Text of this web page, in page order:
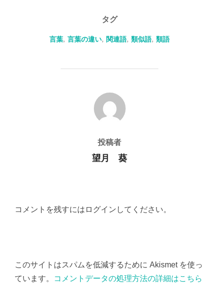
タグ
言葉, 言葉の違い, 関連語, 類似語, 類語
投稿者
投稿者
望月 葵
コメントを残すにはログインしてください。
このサイトはスパムを低減するために Akismet を使っ
ています。
コメントデータの処理方法の詳細はこちら